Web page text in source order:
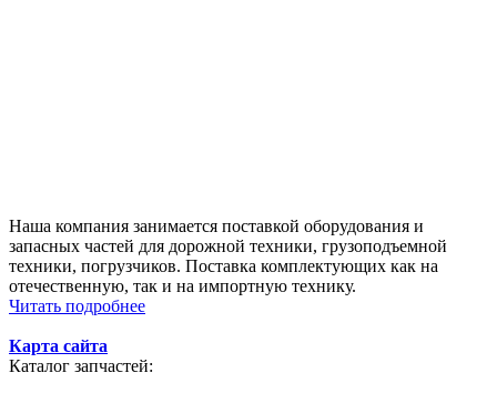
Наша компания занимается поставкой оборудования и
запасных частей для дорожной техники, грузоподъемной
техники, погрузчиков. Поставка комплектующих как на
отечественную, так и на импортную технику.
Читать подробнее
Карта сайта
Каталог запчастей: